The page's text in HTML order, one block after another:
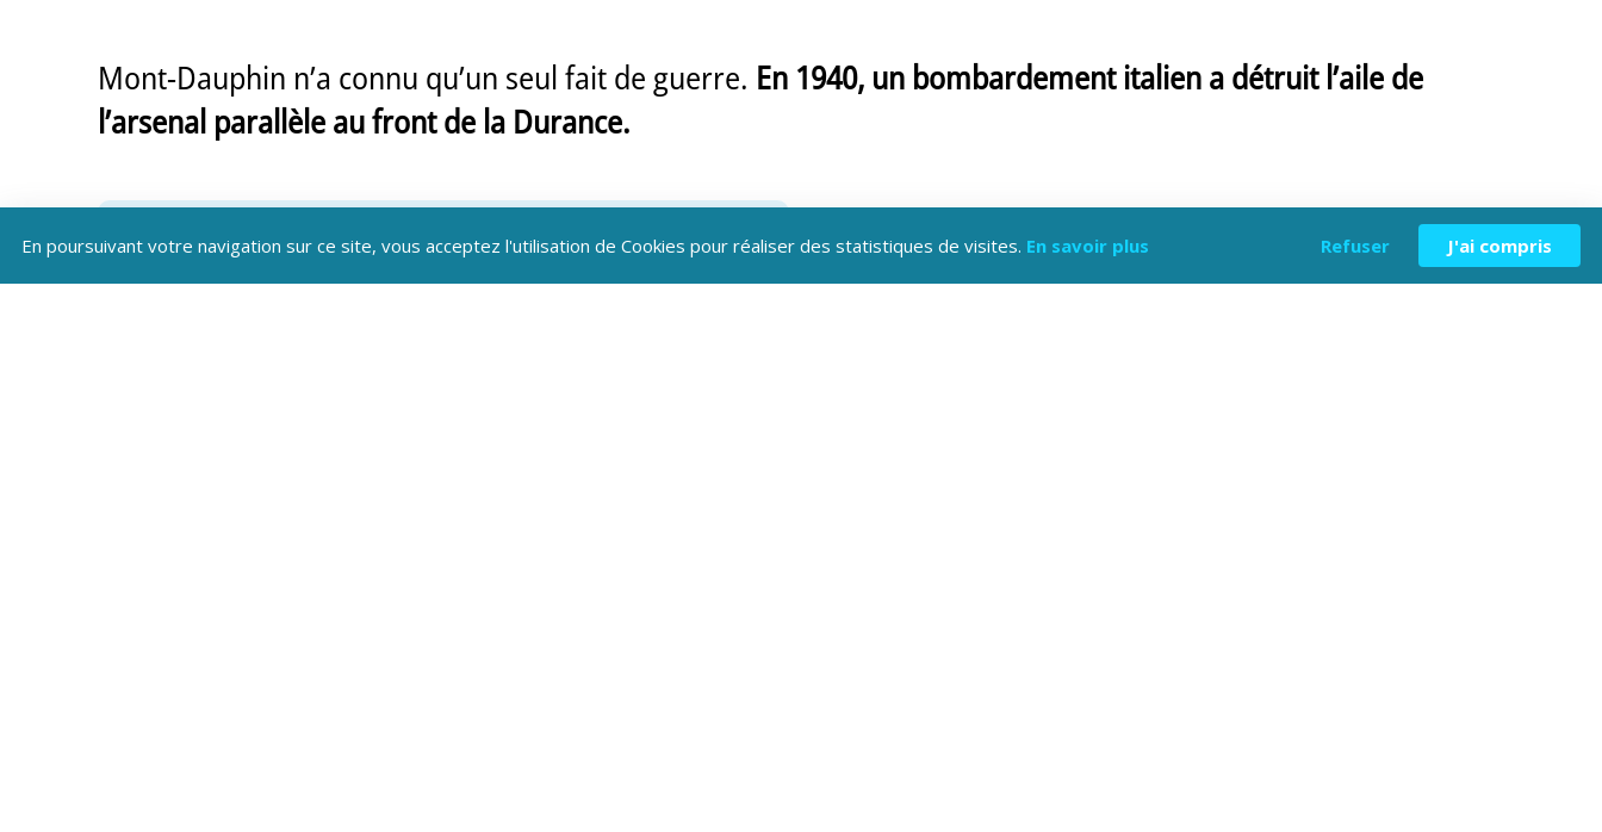
Mont-Dauphin n’a connu qu’un seul fait de guerre. En 1940, un bombardement italien a détruit l’aile de
l’arsenal parallèle au front de la Durance.
En poursuivant votre navigation sur ce site, vous acceptez l'utilisation de Cookies pour réaliser des statistiques de visites. En savoir plus Refuser J'ai compris